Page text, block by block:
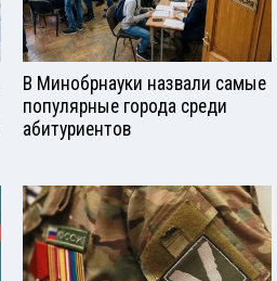
В Минобрнауки назвали самые
популярные города среди
абитуриентов